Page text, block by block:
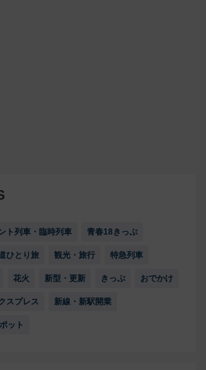
ト列車・臨時列車 青春18きっぷ
ひとり旅 観光・旅行 特急列車
花火 新型・更新 きっぷ おでかけ
スプレス 新線・新駅開業
ット